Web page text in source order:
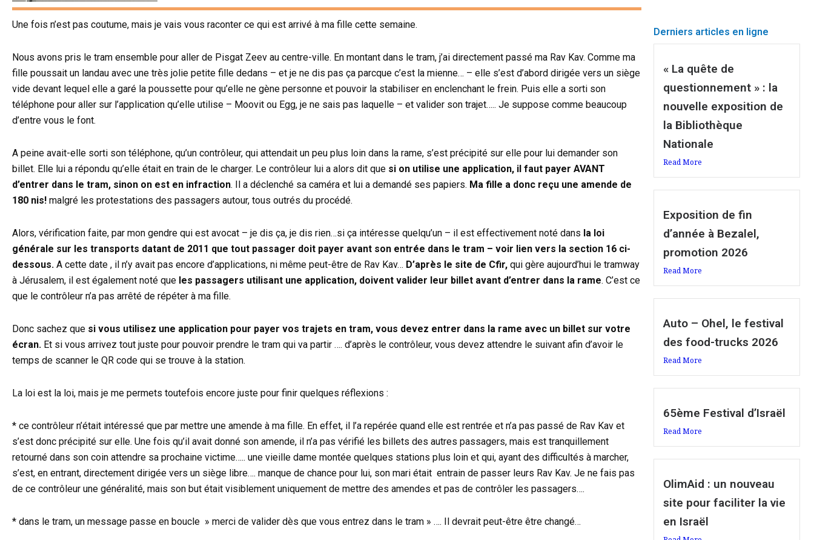
Une fois n’est pas coutume, mais je vais vous raconter ce qui est arrivé à ma fille cette semaine.
Nous avons pris le tram ensemble pour aller de Pisgat Zeev au centre-ville. En montant dans le tram, j’ai directement passé ma Rav Kav. Comme ma
fille poussait un landau avec une très jolie petite fille dedans – et je ne dis pas ça parcque c’est la mienne… – elle s’est d’abord dirigée vers un siège
vide devant lequel elle a garé la poussette pour qu’elle ne gène personne et pouvoir la stabiliser en enclenchant le frein. Puis elle a sorti son
téléphone pour aller sur l’application qu’elle utilise – Moovit ou Egg, je ne sais pas laquelle – et valider son trajet….. Je suppose comme beaucoup
d’entre vous le font.
A peine avait-elle sorti son téléphone, qu’un contrôleur, qui attendait un peu plus loin dans la rame, s’est précipité sur elle pour lui demander son
billet. Elle lui a répondu qu’elle était en train de le charger. Le contrôleur lui a alors dit que si on utilise une application, il faut payer AVANT
d’entrer dans le tram, sinon on est en infraction. Il a déclenché sa caméra et lui a demandé ses papiers. Ma fille a donc reçu une amende de
180 nis! malgré les protestations des passagers autour, tous outrés du procédé.
Alors, vérification faite, par mon gendre qui est avocat – je dis ça, je dis rien…si ça intéresse quelqu’un – il est effectivement noté dans la loi
générale sur les transports datant de 2011 que tout passager doit payer avant son entrée dans le tram – voir lien vers la section 16 ci-
dessous. A cette date , il n’y avait pas encore d’applications, ni même peut-être de Rav Kav… D’après le site de Cfir, qui gère aujourd’hui le tramway
à Jérusalem, il est également noté que les passagers utilisant une application, doivent valider leur billet avant d’entrer dans la rame. C’est ce
que le contrôleur n’a pas arrêté de répéter à ma fille.
Donc sachez que si vous utilisez une application pour payer vos trajets en tram, vous devez entrer dans la rame avec un billet sur votre
écran. Et si vous arrivez tout juste pour pouvoir prendre le tram qui va partir …. d’après le contrôleur, vous devez attendre le suivant afin d’avoir le
temps de scanner le QR code qui se trouve à la station.
La loi est la loi, mais je me permets toutefois encore juste pour finir quelques réflexions :
* ce contrôleur n’était intéressé que par mettre une amende à ma fille. En effet, il l’a repérée quand elle est rentrée et n’a pas passé de Rav Kav et
s’est donc précipité sur elle. Une fois qu’il avait donné son amende, il n’a pas vérifié les billets des autres passagers, mais est tranquillement
retourné dans son coin attendre sa prochaine victime….. une vieille dame montée quelques stations plus loin et qui, ayant des difficultés à marcher,
s’est, en entrant, directement dirigée vers un siège libre…. manque de chance pour lui, son mari était entrain de passer leurs Rav Kav. Je ne fais pas
de ce contrôleur une généralité, mais son but était visiblement uniquement de mettre des amendes et pas de contrôler les passagers….
* dans le tram, un message passe en boucle » merci de valider dès que vous entrez dans le tram » …. Il devrait peut-être être changé…
Derniers articles en ligne
« La quête de
questionnement » : la
nouvelle exposition de
la Bibliothèque
Nationale
Read More
Exposition de fin
d’année à Bezalel,
promotion 2026
Read More
Auto – Ohel, le festival
des food-trucks 2026
Read More
65ème Festival d’Israël
Read More
OlimAid : un nouveau
site pour faciliter la vie
en Israël